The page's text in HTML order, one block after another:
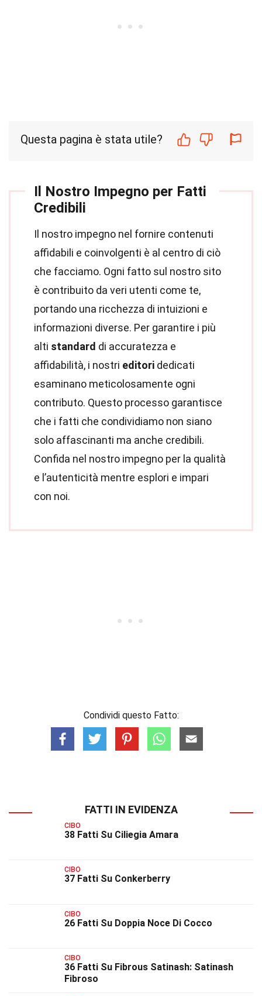
Questa pagina è stata utile?
Il Nostro Impegno per Fatti
Credibili
Il nostro impegno nel fornire contenuti
affidabili e coinvolgenti è al centro di ciò
che facciamo. Ogni fatto sul nostro sito
è contribuito da veri utenti come te,
portando una ricchezza di intuizioni e
informazioni diverse. Per garantire i più
alti standard di accuratezza e
affidabilità, i nostri editori dedicati
esaminano meticolosamente ogni
contributo. Questo processo garantisce
che i fatti che condividiamo non siano
solo affascinanti ma anche credibili.
Confida nel nostro impegno per la qualità
e l’autenticità mentre esplori e impari
con noi.
Condividi questo Fatto:
FATTI IN EVIDENZA
CIBO
38 Fatti Su Ciliegia Amara
CIBO
37 Fatti Su Conkerberry
CIBO
26 Fatti Su Doppia Noce Di Cocco
CIBO
36 Fatti Su Fibrous Satinash: Satinash
Fibroso